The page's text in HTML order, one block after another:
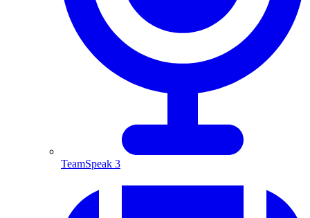
TeamSpeak 3